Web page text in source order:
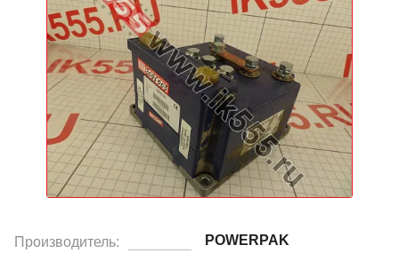
Производитель: POWERPAK